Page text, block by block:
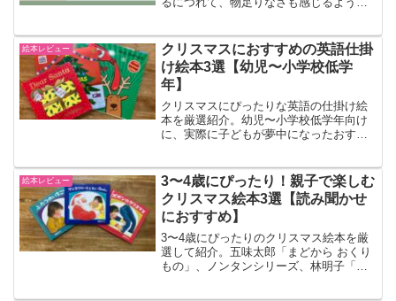
込まれるような絵本を読みたい。そんな
思いから、他の英語絵...
絵本レビュー
クリスマスにおすすめの英語仕掛
け絵本3選【幼児〜小学校低学
年】
クリスマスにぴったりな英語の仕掛け絵
本を厳選紹介。幼児〜小学校低学年向け
に、実際に子どもが夢中になったおすす
絵本レビュー
3〜4歳にぴったり！親子で楽しむ
クリスマス絵本3選【読み聞かせ
におすすめ】
3〜4歳にぴったりのクリスマス絵本を厳
選して紹介。五味太郎「まどから おくり
もの」、ノンタンシリーズ、林明子「ク